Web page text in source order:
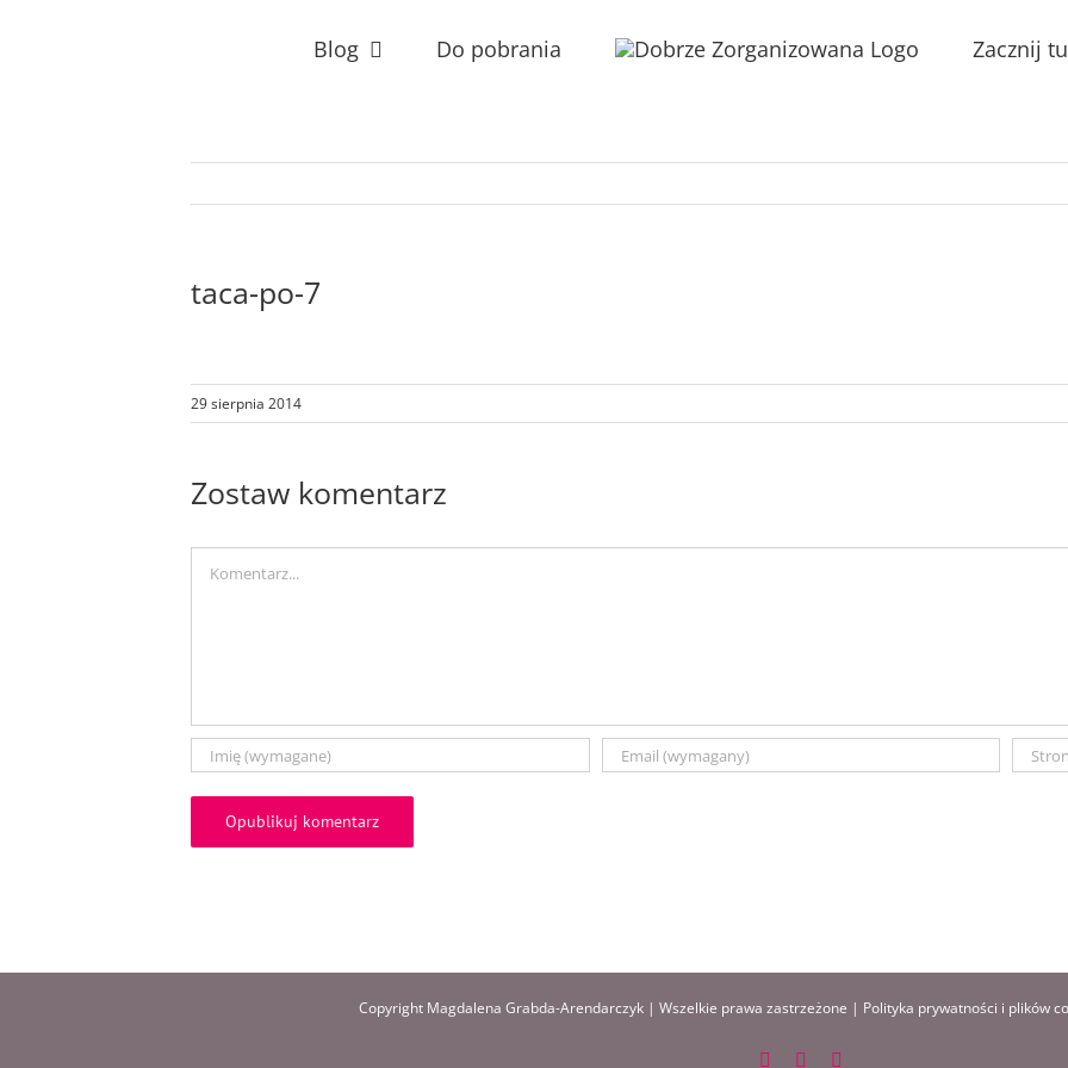
Blog Do pobrania Zacznij
taca-po-7
29 sierpnia 2014
Zostaw komentarz
Copyright Magdalena Grabda-Arendarczyk | Wszelkie prawa zastrzeżone | Polityka prywatności i plików
FacebookInstagram